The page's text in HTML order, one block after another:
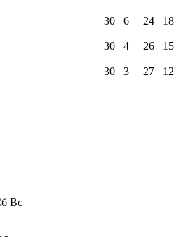
30 6 24 18
30 4 26 15
30 3 27 12
Вс